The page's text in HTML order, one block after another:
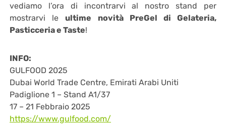
vediamo l’ora di incontrarvi al nostro stand per
mostrarvi le ultime
novità PreGel di Gelateria,
Pasticceria e Taste!
INFO:
GULFOOD 2025
Dubai World Trade Centre, Emirati Arabi Uniti
Padiglione 1 – Stand A1/37
17 – 21 Febbraio 2025
https://www.gulfood.com/